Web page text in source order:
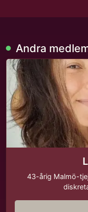
Andra
43-årig Malmö-